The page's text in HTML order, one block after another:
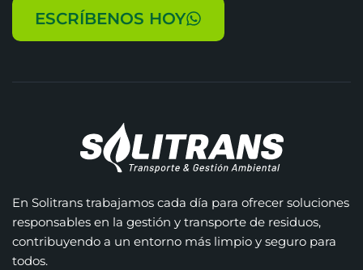
ESCRÍBENOS HOY
En Solitrans trabajamos cada día para ofrecer soluciones
responsables en la gestión y transporte de residuos,
contribuyendo a un entorno más limpio y seguro para
todos.